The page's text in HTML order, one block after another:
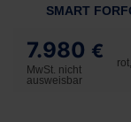
SMART
7.980 €
MwSt. nicht
ausweisbar